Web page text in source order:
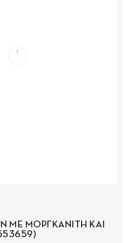
ΜΕ ΜΟΡΓΚΑΝΙΤΗ ΚΑΙ